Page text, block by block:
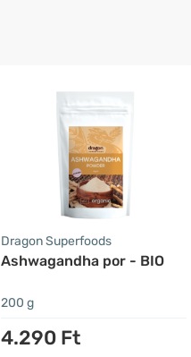
Dragon Superfoods
Ashwagandha por - BIO
200 g
4.290 Ft